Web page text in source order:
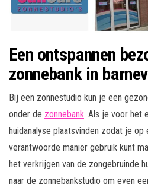
Een ontspannen
zonnebank in
Bij een zonnestudio kun je een
onder de zonnebank. Als je voor het
huidanalyse plaatsvinden zodat je op
verantwoorde manier gebruik kunt
het verkrijgen van de zongebruinde
naar de zonnebankstudio om even